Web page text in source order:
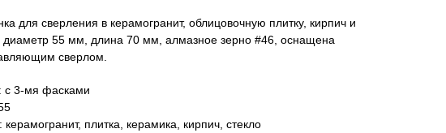
для сверления в керамогранит, облицовочную плитку, кирпич и
диаметр 55 мм, длина 70 мм, алмазное зерно #46, оснащена
сверлом.
с 3-мя фасками
плитка, керамика, кирпич, стекло